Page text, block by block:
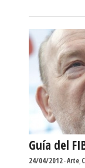
Guía del
24/04/2012-Arte,